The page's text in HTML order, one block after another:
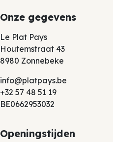
Onze gegevens
Le Plat Pays
Houtemstraat 43
8980 Zonnebeke
info@platpays.be
+32 57 48 51 19
BE0662953032
Openingstijden